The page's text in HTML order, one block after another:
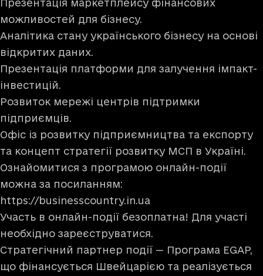
Презентація маркетплейсу фінансових
можливостей для бізнесу.
Аналітика стану українського бізнесу на основі
відкритих даних.
Презентація платформи для залучення імпакт-
інвестицій.
Розвиток мережі центрів підтримки
підприємців.
Офіс із розвитку підприємництва та експорту
та концепт стратегії розвитку МСП в Україні.
Ознайомитися з програмою онлайн-події
можна за посиланням:
https://businesscountry.in.ua
Участь в онлайн-події безоплатна! Для участі
необхідно зареєструватися.
Стратегічний партнер події — Програма EGAP,
що фінансується Швейцарією та реалізується